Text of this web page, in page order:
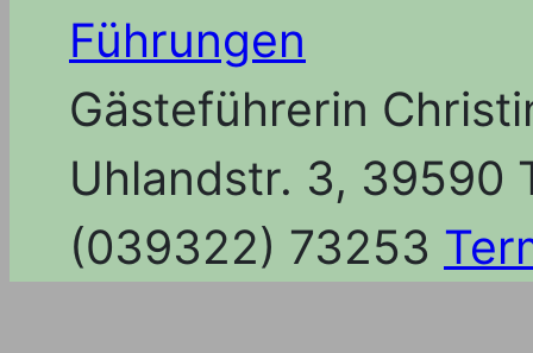
Führungen
Gästeführerin
Uhlandstr. 3, 39590
(039322) 73253